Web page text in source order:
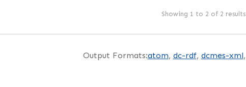
Showing 1 to 2 of 2 results
Output Formats:atom, dc-rdf, dcmes-xml,